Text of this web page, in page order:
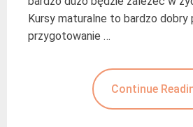
Kursy maturalne to bardzo dobry
przygotowanie …
Continue